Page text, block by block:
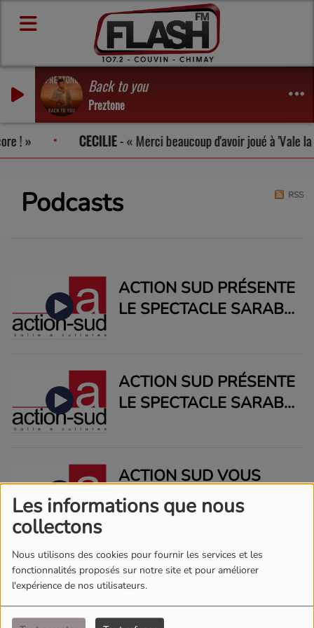
Les informations que nous
collectons
Nous utilisons des cookies pour fournir les services et les
fonctionnalités proposés sur notre site et pour améliorer
l'expérience de nos utilisateurs.
Back to you
Preztone
! CECILIE- Merci beaucoup d'avoir joué à 'Vale la
Podcasts RSS
ACTION SUD PRÉSENTE
LE SPECTACLE SARAB
ACTION SUD PRÉSENTE
LE SPECTACLE SARAB
ACTION SUD VOUS
EMBARQUE DANS
L'UNIVERS DE
NOVEMBRE
AMANDE ART
PRÉSENTE LE
PARCOURS D'ARTISTES